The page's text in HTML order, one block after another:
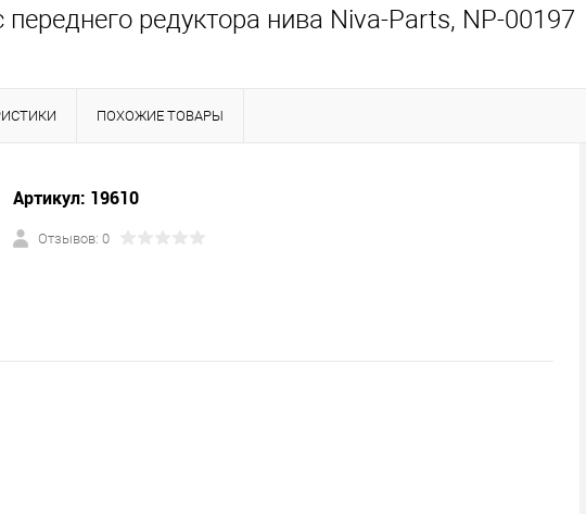
переднего редуктора нива Niva-Parts, NP-00197
ПОХОЖИЕ ТОВАРЫ
Артикул: 19610
Отзывов: 0